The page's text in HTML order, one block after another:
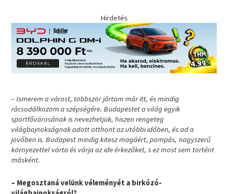
Hirdetés
– Ismerem a várost, többször jártam már itt, és mindig
rácsodálkozom a szépségére. Budapestet a világ egyik
sportfővárosának is nevezhetjük, hiszen rengeteg
világbajnokságnak adott otthont az utóbbi időben, és ad a
jövőben is. Budapest mindig kitesz magáért, pompás, nagyszerű
környezettel várta és várja az ide érkezőket, s ez most sem történt
másként.
– Megosztaná velünk véleményét a birkózó-